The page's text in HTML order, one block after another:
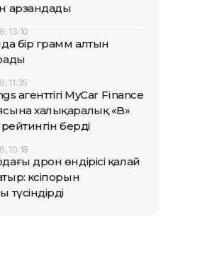
арзандады
13:10
бір грамм алтын
11:35
агенттігі MyCar Finance
халықаралық «B»
рейтингін берді
10:18
дрон өндірісі қалай
кәсіпорын
түсіндірді